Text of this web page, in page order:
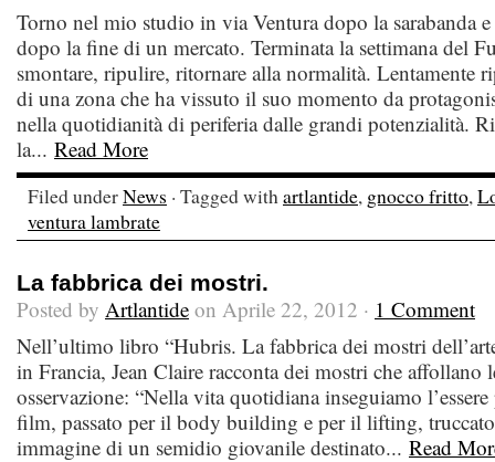
Torno nel mio studio in via Ventura dopo la sarabanda
dopo la fine di un mercato. Terminata la settimana del
smontare, ripulire, ritornare alla normalità. Lentamente
di una zona che ha vissuto il suo momento da
nella quotidianità di periferia dalle grandi potenzialità.
la... Read More
Filed underNews · Tagged withartlantide, gnocco fritto,
ventura lambrate
La fabbrica dei mostri.
Posted by Artlantide on Aprile 22, 2012 · 1 Comment
Nell’ultimo libro “Hubris. La fabbrica dei mostri
in Francia, Jean Claire racconta dei mostri che affollano
osservazione: “Nella vita quotidiana inseguiamo
film, passato per il body building e per il lifting,
immagine di un semidio giovanile destinato... Read